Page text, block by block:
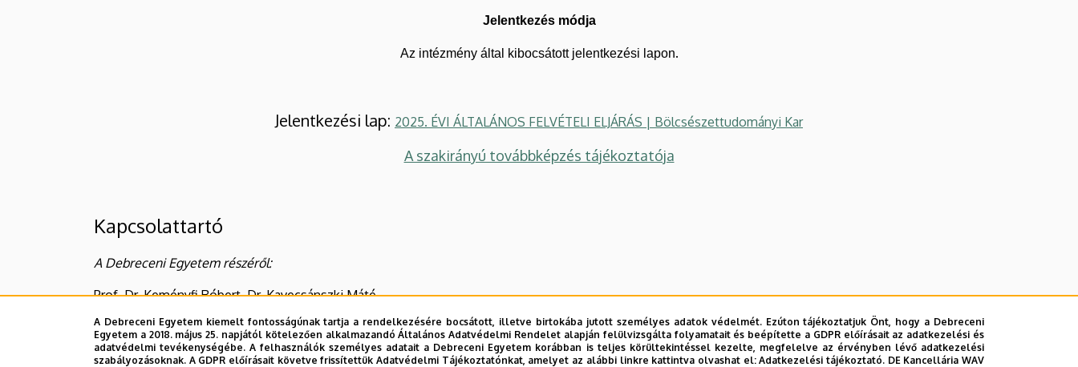
Jelentkezés módja
Az intézmény által kibocsátott jelentkezési lapon.
Jelentkezési lap: 2025. ÉVI ÁLTALÁNOS FELVÉTELI ELJÁRÁS | Bölcsészettudományi Kar
A szakirányú továbbképzés tájékoztatója
Kapcsolattartó
A Debreceni Egyetem részéről:
Prof. Dr. Keményfi Róbert, Dr. Kavecsánszki Máté
cím: 4032 Debrecen, Egyetem tér 1.
tel/fax: +36 (52) 512 900/22410, +36 (52) 512 958
A Debreceni Egyetem kiemelt fontosságúnak tartja a rendelkezésére bocsátott, illetve birtokába jutott személyes adatok védelmét. Ezúton tájékoztatjuk Önt, hogy a Debreceni
Egyetem a 2018. május 25. napjától kötelezően alkalmazandó Általános Adatvédelmi Rendelet alapján felülvizsgálta folyamatait és beépítette a GDPR előírásait az adatkezelési és
adatvédelmi tevékenységébe. A felhasználók személyes adatait a Debreceni Egyetem korábban is teljes körültekintéssel kezelte, megfelelve az érvényben lévő adatkezelési
szabályozásoknak. A GDPR előírásait követve frissítettük Adatvédelmi Tájékoztatónkat, amelyet az alábbi linkre kattintva olvashat el:Adatkezelési tájékoztató. DE Kancellária WAV